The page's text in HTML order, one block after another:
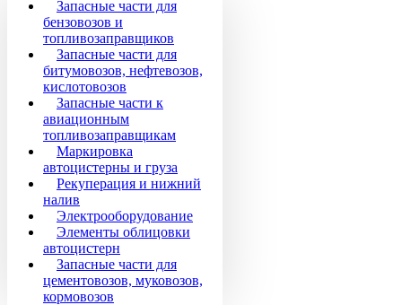
Запасные части для
бензовозов и
топливозаправщиков
Запасные части для
битумовозов, нефтевозов,
кислотовозов
Запасные части к
авиационным
топливозаправщикам
Маркировка
автоцистерны и груза
Рекуперация и нижний
налив
Электрооборудование
Элементы облицовки
автоцистерн
Запасные части для
цементовозов, муковозов,
кормовозов